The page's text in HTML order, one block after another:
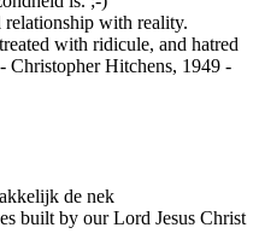
relationship with reality.
with ridicule, and hatred
Christopher Hitchens, 1949 -
de nek
built by our Lord Jesus Christ